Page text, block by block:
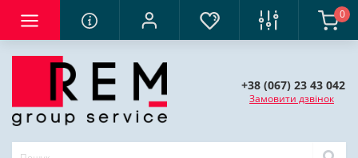
0
+38 (067) 23 43 042
Замовити дзвінок